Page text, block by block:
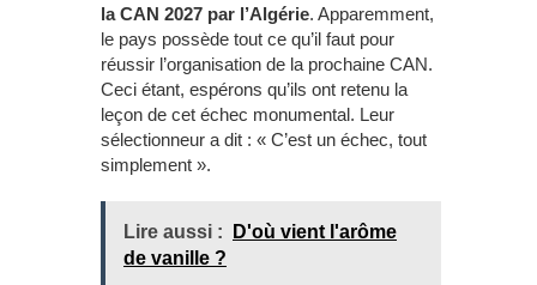
la CAN 2027 par l’Algérie. Apparemment,
le pays possède tout ce qu’il faut pour
réussir l’organisation de la prochaine CAN.
Ceci étant, espérons qu’ils ont retenu la
leçon de cet échec monumental. Leur
sélectionneur a dit : « C’est un échec, tout
simplement ».
Lire aussi :
D'où vient l'arôme
de vanille ?